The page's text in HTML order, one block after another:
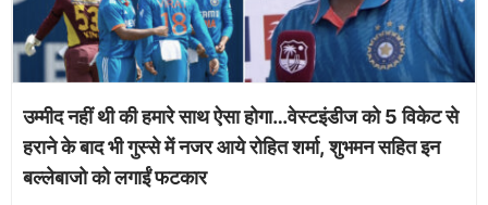
उम्मीद नहीं थी की हमारे साथ ऐसा होगा…वेस्टइंडीज को 5 विकेट से
हराने के बाद भी गुस्से में नजर आये रोहित शर्मा, शुभमन सहित इन
बल्लेबाजो को लगाईं फटकार